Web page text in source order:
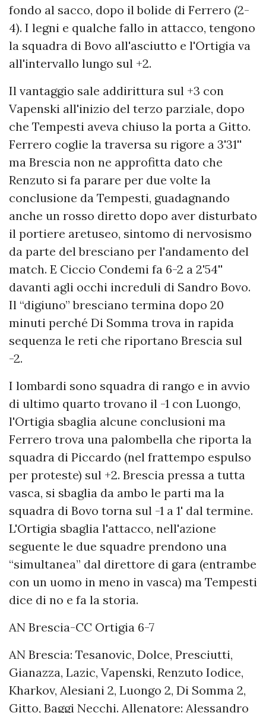
fondo al sacco, dopo il bolide di Ferrero (2-
4). I legni e qualche fallo in attacco, tengono
la squadra di Bovo all'asciutto e l'Ortigia va
all'intervallo lungo sul +2.
Il vantaggio sale addirittura sul +3 con
Vapenski all'inizio del terzo parziale, dopo
che Tempesti aveva chiuso la porta a Gitto.
Ferrero coglie la traversa su rigore a 3'31''
ma Brescia non ne approfitta dato che
Renzuto si fa parare per due volte la
conclusione da Tempesti, guadagnando
anche un rosso diretto dopo aver disturbato
il portiere aretuseo, sintomo di nervosismo
da parte del bresciano per l'andamento del
match. E Ciccio Condemi fa 6-2 a 2'54''
davanti agli occhi increduli di Sandro Bovo.
Il “digiuno” bresciano termina dopo 20
minuti perché Di Somma trova in rapida
sequenza le reti che riportano Brescia sul
-2.
I lombardi sono squadra di rango e in avvio
di ultimo quarto trovano il -1 con Luongo,
l'Ortigia sbaglia alcune conclusioni ma
Ferrero trova una palombella che riporta la
squadra di Piccardo (nel frattempo espulso
per proteste) sul +2. Brescia pressa a tutta
vasca, si sbaglia da ambo le parti ma la
squadra di Bovo torna sul -1 a 1' dal termine.
L'Ortigia sbaglia l'attacco, nell'azione
seguente le due squadre prendono una
“simultanea” dal direttore di gara (entrambe
con un uomo in meno in vasca) ma Tempesti
dice di no e fa la storia.
AN Brescia-CC Ortigia 6-7
AN Brescia: Tesanovic, Dolce, Presciutti,
Gianazza, Lazic, Vapenski, Renzuto Iodice,
Kharkov, Alesiani 2, Luongo 2, Di Somma 2,
Gitto, Baggi Necchi. Allenatore: Alessandro